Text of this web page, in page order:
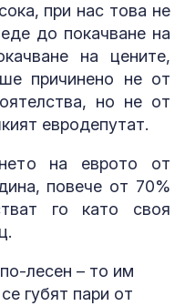
при нас това не
до покачване на
на цените,
причинено не от
но не от
евродепутат.
на еврото от
повече от 70%
го като своя
лесен – то им
губят пари от